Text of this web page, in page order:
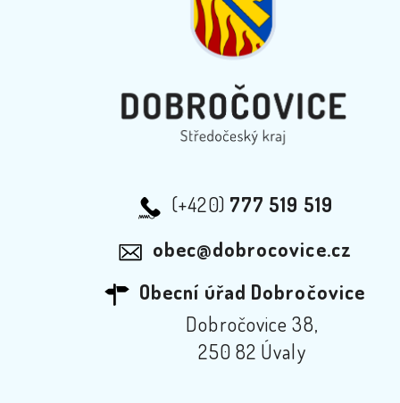
(+420) 777 519 519
obec@dobrocovice.cz
Obecní úřad Dobročovice
Dobročovice 38,
250 82 Úvaly